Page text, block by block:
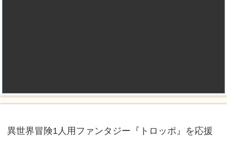
異世界冒険1人用ファンタジー『トロッポ』を応援